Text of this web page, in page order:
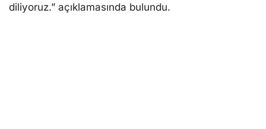
diliyoruz.” açıklamasında bulundu.